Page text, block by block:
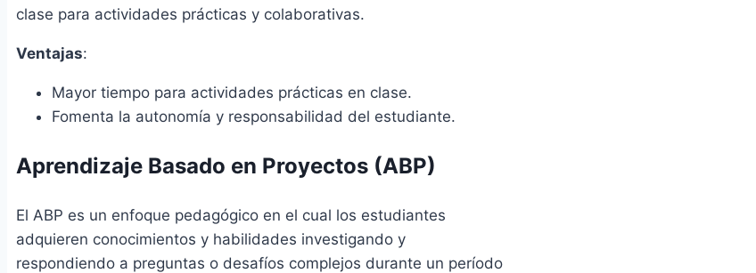
clase para actividades prácticas y colaborativas.
Ventajas:
Mayor tiempo para actividades prácticas en clase.
Fomenta la autonomía y responsabilidad del estudiante.
Aprendizaje Basado en Proyectos (ABP)
El ABP es un enfoque pedagógico en el cual los estudiantes
adquieren conocimientos y habilidades investigando y
respondiendo a preguntas o desafíos complejos durante un período